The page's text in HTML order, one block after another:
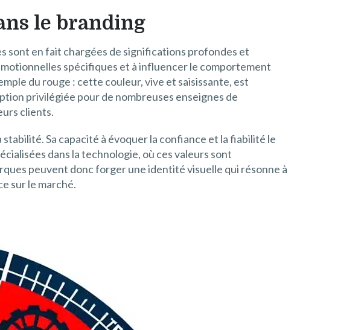
le branding
sont en fait chargées de significations profondes et
spécifiques et à influencer le comportement
du rouge : cette couleur, vive et saisissante, est
privilégiée pour de nombreuses enseignes de
clients.
Sa capacité à évoquer la confiance et la fiabilité le
dans la technologie, où ces valeurs sont
peuvent donc forger une identité visuelle qui résonne à
sur le marché.